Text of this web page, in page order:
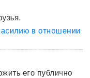
в отношении
его публично